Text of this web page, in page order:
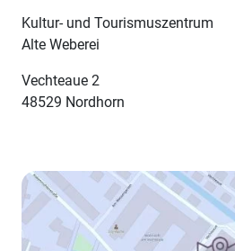
Kultur- und Tourismuszentrum
Alte Weberei
Vechteaue 2
48529 Nordhorn